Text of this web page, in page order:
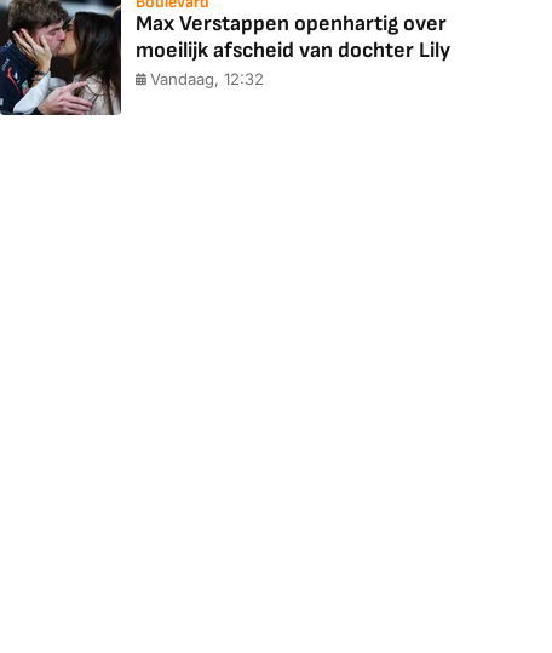
Max Verstappen openhartig over
moeilijk afscheid van dochter Lily
Vandaag, 12:32